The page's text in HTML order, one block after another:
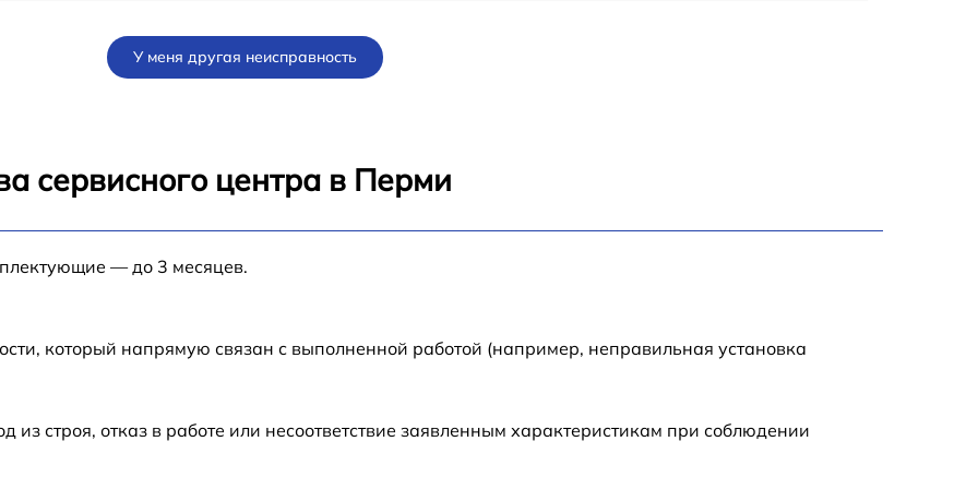
от 30 мин
У меня другая неисправность
сервисного центра в Перми
— до 3 месяцев.
который напрямую связан с выполненной работой (например, неправильная установка
строя, отказ в работе или несоответствие заявленным характеристикам при соблюдении